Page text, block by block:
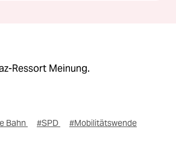
Ressort Meinung.
Bahn #SPD #Mobilitätswende